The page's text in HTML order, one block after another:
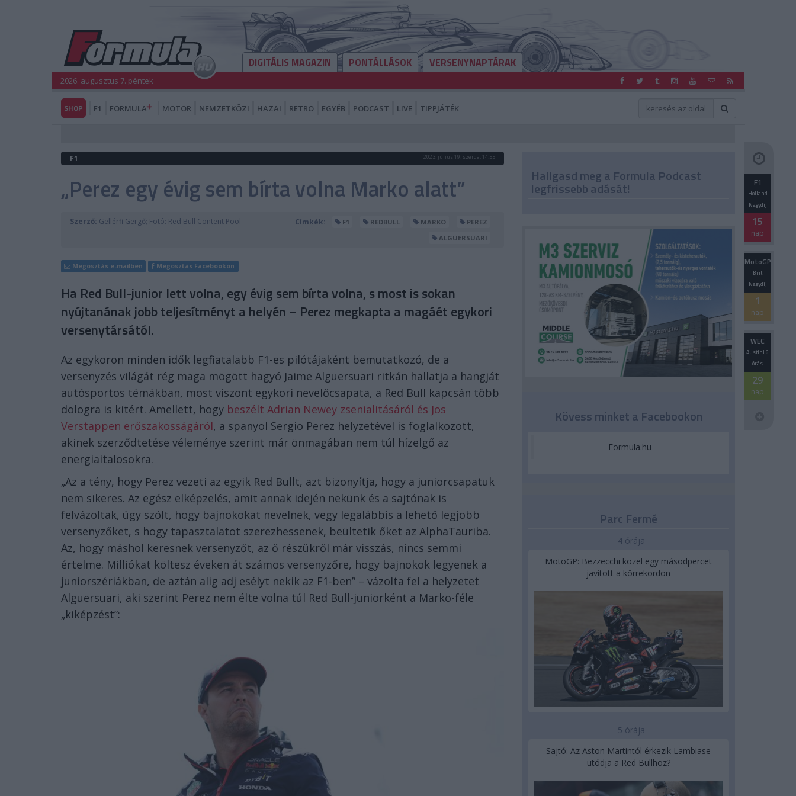
DIGITÁLIS MAGAZIN PONTÁLLÁSOK VERSENYNAPTÁRAK
2026. augusztus 7. péntek
SHOP F1 FORMULA MOTOR NEMZETKÖZI HAZAI RETRO EGYÉB PODCAST LIVE TIPPJÁTÉK
F1 2023. július 19. szerda, 14:55
„Perez egy évig sem bírta volna Marko alatt”
Szerző: Gellérfi Gergő; Fotó: Red Bull Content Pool Címkék: F1 REDBULL MARKO
PEREZ
ALGUERSUARI
Megosztás e-mailben Megosztás Facebookon
Ha Red Bull-junior lett volna, egy évig sem bírta volna, s most is sokan
nyújtanának jobb teljesítményt a helyén – Perez megkapta a magáét egykori
versenytársától.
Az egykoron minden idők legfiatalabb F1-es pilótájaként bemutatkozó, de a
versenyzés világát rég maga mögött hagyó Jaime Alguersuari ritkán hallatja a hangját
autósportos témákban, most viszont egykori nevelőcsapata, a Red Bull kapcsán több
dologra is kitért. Amellett, hogy beszélt Adrian Newey zsenialitásáról és Jos
Verstappen erőszakosságáról, a spanyol Sergio Perez helyzetével is foglalkozott,
akinek szerződtetése véleménye szerint már önmagában nem túl hízelgő az
energiaitalosokra.
„Az a tény, hogy Perez vezeti az egyik Red Bullt, azt bizonyítja, hogy a juniorcsapatuk
nem sikeres. Az egész elképzelés, amit annak idején nekünk és a sajtónak is
felvázoltak, úgy szólt, hogy bajnokokat nevelnek, vegy legalábbis a lehető legjobb
versenyzőket, s hogy tapasztalatot szerezhessenek, beültetik őket az AlphaTauriba.
Az, hogy máshol keresnek versenyzőt, az ő részükről már visszás, nincs semmi
értelme. Milliókat költesz éveken át számos versenyzőre, hogy bajnokok legyenek a
juniorszériákban, de aztán alig adj esélyt nekik az F1-ben” – vázolta fel a helyzetet
Alguersuari, aki szerint Perez nem élte volna túl Red Bull-juniorként a Marko-féle
„kiképzést”:
Hallgasd meg a Formula Podcast
legfrissebb adását! F1
Holland
Nagydíj
15
nap
MotoGP
Brit
Nagydíj
1
nap
WEC
Austini 6
órás
29
nap
Kövess minket a Facebookon
Formula.hu
Parc Fermé
4 órája
MotoGP: Bezzecchi közel egy másodpercet
javított a körrekordon
5 órája
Sajtó: Az Aston Martintól érkezik Lambiase
utódja a Red Bullhoz?